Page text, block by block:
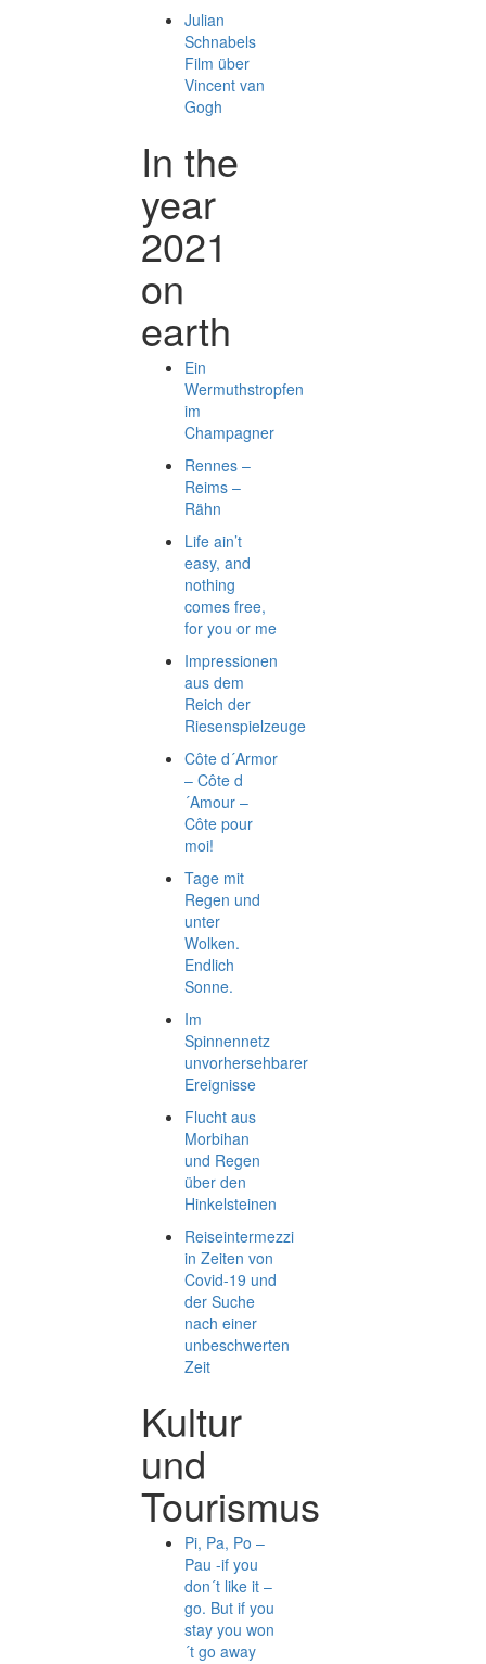
Julian
Schnabels
Film über
Vincent van
Gogh
In the
year
2021
on
earth
Ein
Wermuthstropfen
im
Champagner
Rennes –
Reims –
Rähn
Life ain’t
easy, and
nothing
comes free,
for you or me
Impressionen
aus dem
Reich der
Riesenspielzeuge
Côte d´Armor
– Côte d
´Amour –
Côte pour
moi!
Tage mit
Regen und
unter
Wolken.
Endlich
Sonne.
Im
Spinnennetz
unvorhersehbarer
Ereignisse
Flucht aus
Morbihan
und Regen
über den
Hinkelsteinen
Reiseintermezzi
in Zeiten von
Covid-19 und
der Suche
nach einer
unbeschwerten
Zeit
Kultur
und
Tourismus
Pi, Pa, Po –
Pau -if you
don´t like it –
go. But if you
stay you won
´t go away